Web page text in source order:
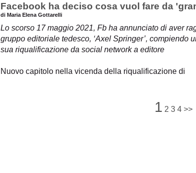
Facebook ha deciso cosa vuol fare da
di Maria Elena Gottarelli
Lo scorso 17 maggio 2021, Fb ha annunciato di aver
gruppo editoriale tedesco, ‘Axel Springer’, compiendo
sua riqualificazione da social network a editore
Nuovo capitolo nella vicenda della riqualificazione di
1 2 3 4 >>